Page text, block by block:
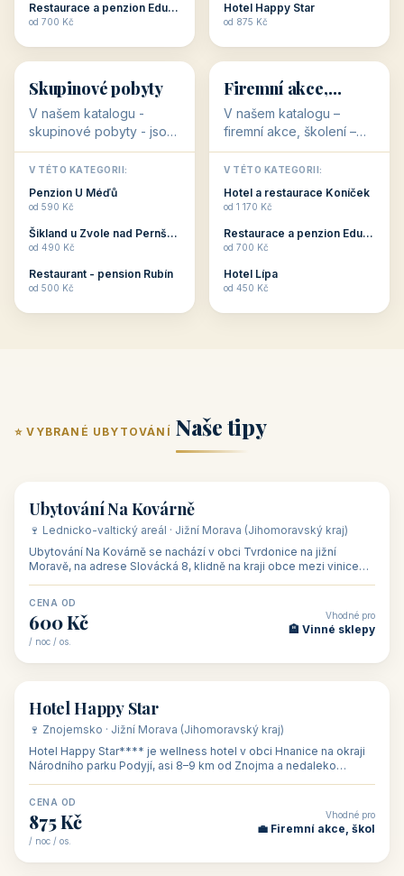
Restaurace a penzion Eduard
od 700 Kč
Hotel Happy Star
od 875 Kč
👥
👥
32 objektů
Skupinové pobyty
V našem katalogu -
skupinové pobyty - jsou
pro Vás připraveny
objekty, které nabízí
ubytování skupin v
penzionech, hotelích a
Budete překva...
V TÉTO KATEGORII:
Penzion U Méďů
od 590 Kč
Šikland u Zvole nad Pernštejnem
od 490 Kč
Restaurant - pension Rubín
od 500 Kč
💼
💼
31 objektů
Firemní akce,
školení
V našem katalogu –
firemní akce, školení –
jsou pro Vás připraveny
objekty, které mají
zkušenosti pořádat i
menší firemní akce a
ob...
V TÉTO KATEGORII:
Hotel a restaurace Koníček
od 1 170 Kč
Restaurace a penzion Eduard
od 700 Kč
Hotel Lípa
od 450 Kč
⭐ VYBRANÉ UBYTOVÁNÍ Naše tipy
🏡 penzion
Ubytování Na Kovárně
🍷 Lednicko-valtický areál · Jižní Morava (Jihomoravský kraj)
Ubytování Na Kovárně se nachází v obci Tvrdonice na jižní
Moravě, na adrese Slovácká 8, klidně na kraji obce mezi vinicemi,
CENA OD
600 Kč
/ noc / os.
Vhodné pro
🏨 Vinné sklepy
🏨 hotel
Hotel Happy Star
🍷 Znojemsko · Jižní Morava (Jihomoravský kraj)
Hotel Happy Star**** je wellness hotel v obci Hnanice na okraji
Národního parku Podyjí, asi 8–9 km od Znojma a nedaleko
CENA OD
875 Kč
/ noc / os.
Vhodné pro
💼 Firemní akce, škol